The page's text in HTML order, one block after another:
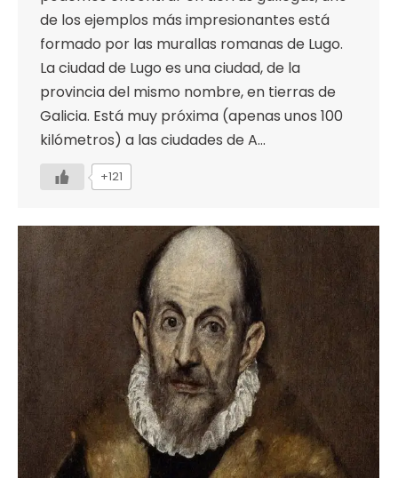
de los ejemplos más impresionantes está
formado por las murallas romanas de Lugo.
La ciudad de Lugo es una ciudad, de la
provincia del mismo nombre, en tierras de
Galicia. Está muy próxima (apenas unos 100
kilómetros) a las ciudades de A…
+121